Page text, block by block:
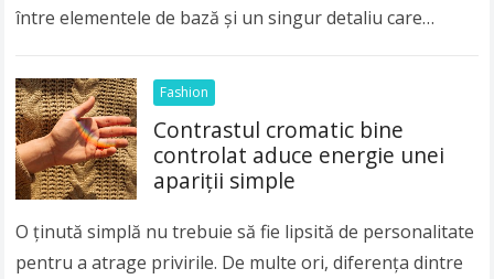
între elementele de bază și un singur detaliu care
Fashion
Contrastul cromatic bine
controlat aduce energie unei
apariții simple
O ținută simplă nu trebuie să fie lipsită de personalitate
pentru a atrage privirile. De multe ori, diferența dintre